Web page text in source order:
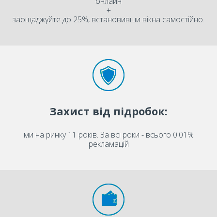
+
заощаджуйте до 25%, встановивши вікна самостійно.
Захист від підробок:
ми на ринку 11 років. За всі роки - всього 0.01%
рекламацій